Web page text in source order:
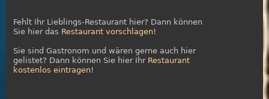
Fehlt Ihr Lieblings-Restaurant hier? Dann können
Sie hier das Restaurant vorschlagen!
Sie sind Gastronom und wären gerne auch hier
gelistet? Dann können Sie hier Ihr Restaurant
kostenlos eintragen!